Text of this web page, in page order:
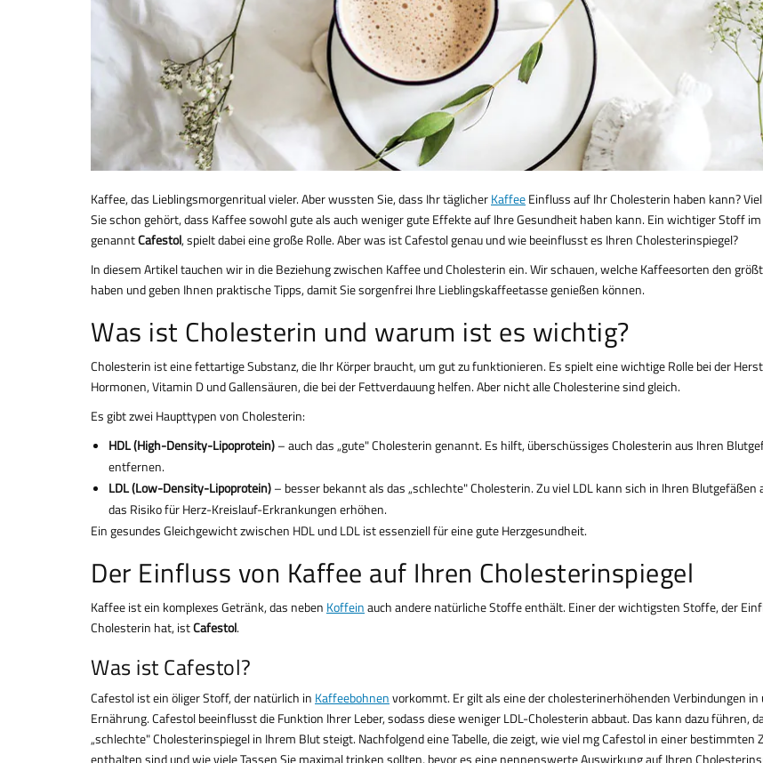
Kaffee, das Lieblingsmorgenritual vieler. Aber wussten Sie, dass Ihr täglicherKaffeeEinfluss auf Ihr Cholesterin haben kann?
Sie schon gehört, dass Kaffee sowohl gute als auch weniger gute Effekte auf Ihre Gesundheit haben kann. Ein wichtiger Stoff
genanntCafestol, spielt dabei eine große Rolle. Aber was ist Cafestol genau und wie beeinflusst es Ihren Cholesterinspiegel?
In diesem Artikel tauchen wir in die Beziehung zwischen Kaffee und Cholesterin ein. Wir schauen, welche Kaffeesorten den
haben und geben Ihnen praktische Tipps, damit Sie sorgenfrei Ihre Lieblingskaffeetasse genießen können.
Was ist Cholesterin und warum ist es wichtig?
Cholesterin ist eine fettartige Substanz, die Ihr Körper braucht, um gut zu funktionieren. Es spielt eine wichtige Rolle bei der
Hormonen, Vitamin D und Gallensäuren, die bei der Fettverdauung helfen. Aber nicht alle Cholesterine sind gleich.
Es gibt zwei Haupttypen von Cholesterin:
HDL (High-Density-Lipoprotein)– auch das „gute" Cholesterin genannt. Es hilft, überschüssiges Cholesterin aus Ihren
entfernen.
LDL (Low-Density-Lipoprotein)– besser bekannt als das „schlechte" Cholesterin. Zu viel LDL kann sich in Ihren Blutgefäßen
das Risiko für Herz-Kreislauf-Erkrankungen erhöhen.
Ein gesundes Gleichgewicht zwischen HDL und LDL ist essenziell für eine gute Herzgesundheit.
Der Einfluss von Kaffee auf Ihren Cholesterinspiegel
Kaffee ist ein komplexes Getränk, das neben Koffeinauch andere natürliche Stoffe enthält. Einer der wichtigsten Stoffe, der
Cholesterin hat, istCafestol.
Was ist Cafestol?
Cafestol ist ein öliger Stoff, der natürlich in Kaffeebohnenvorkommt. Er gilt als eine der cholesterinerhöhenden Verbindungen in
Ernährung. Cafestol beeinflusst die Funktion Ihrer Leber, sodass diese weniger LDL-Cholesterin abbaut. Das kann dazu führen,
„schlechte" Cholesterinspiegel in Ihrem Blut steigt. Nachfolgend eine Tabelle, die zeigt, wie viel mg Cafestol in einer bestimmten
enthalten sind und wie viele Tassen Sie maximal trinken sollten, bevor es eine nennenswerte Auswirkung auf Ihren